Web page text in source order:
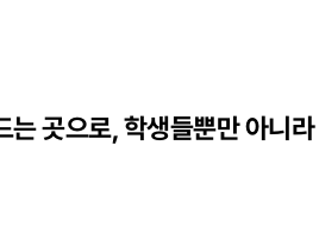
는 곳으로, 학생들뿐만 아니라